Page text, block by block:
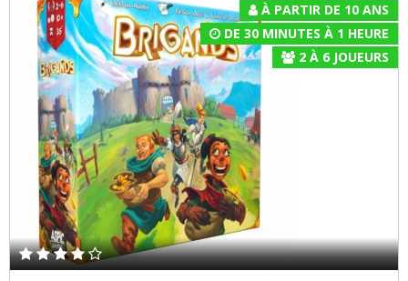
À PARTIR DE 10 ANS
DE 30 MINUTES À 1 HEURE
2À 6JOUEURS